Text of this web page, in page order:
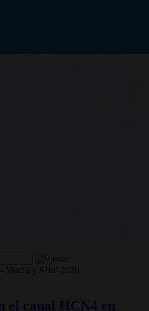
Marzo y Abril 2020
el canal HCN4 en